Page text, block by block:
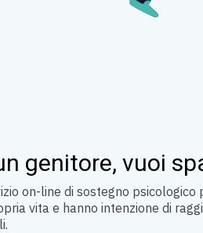
genitore, vuoi
on-line di sostegno psicologico
vita e hanno intenzione di